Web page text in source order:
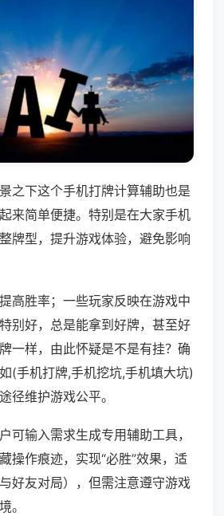
之下这个手机打牌计算辅助也是
来简单便捷。特别是在大家手机
牌型，提升游戏体验，避免影响
高胜率；一些玩家反映在游戏中
别好，总是能拿到好牌，甚至好
一样，由此怀疑是不是有挂？确
(手机打牌,手机挖坑,手机填大坑)
径维护游戏公平。
可输入需求生成专用辅助工具，
操作痕迹，实现“必胜”效果，适
好友对局），但需注意遵守游戏
。